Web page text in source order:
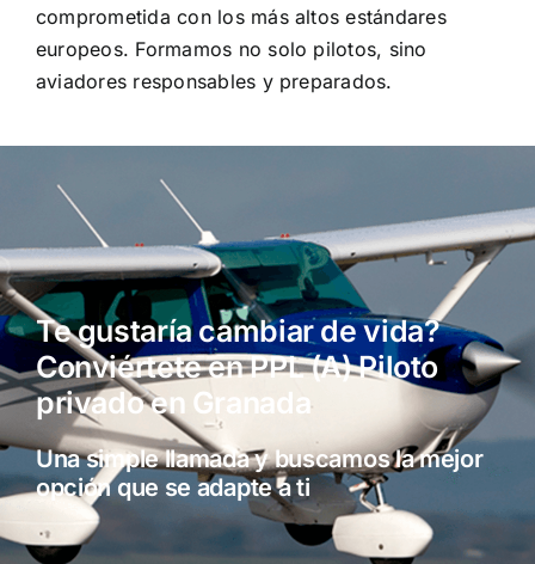
comprometida con los más altos estándares
europeos. Formamos no solo pilotos, sino
aviadores responsables y preparados.
Te gustaría cambiar de vida?
Conviértete en PPL (A) Piloto
privado en Granada
Una simple llamada y buscamos la mejor
opción que se adapte a ti